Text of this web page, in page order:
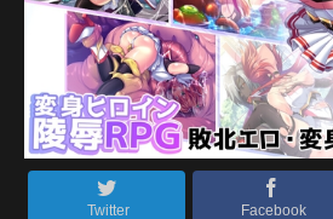
Twitter Facebook